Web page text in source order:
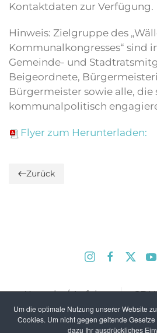
Um die optimale Nutzung unserer Website
Cookies. Um nicht gegen geltende
dazu Ihr ausdrückliches
Kontaktdaten zur Verfügung.
Hinweis: Zielgruppe des
Kommunalkongresses“ sind
Gemeinde- und
Beigeordnete,
Bürgermeister sowie alle, die
kommunalpolitisch
Flyer zum Herunterladen:
Zurück
Kontakt / Anfahrt
Impressum